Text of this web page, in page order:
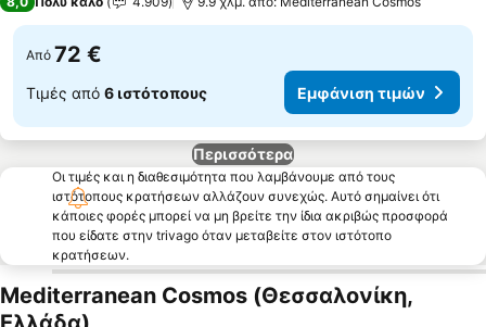
Από 72 €
Τιμές από 6 ιστότοπους Εμφάνιση τιμών
Περισσότερα
Οι τιμές και η διαθεσιμότητα που λαμβάνουμε από τους
ιστότοπους κρατήσεων αλλάζουν συνεχώς. Αυτό σημαίνει ότι
κάποιες φορές μπορεί να μη βρείτε την ίδια ακριβώς προσφορά
που είδατε στην trivago όταν μεταβείτε στον ιστότοπο
κρατήσεων.
Mediterranean Cosmos (Θεσσαλονίκη,